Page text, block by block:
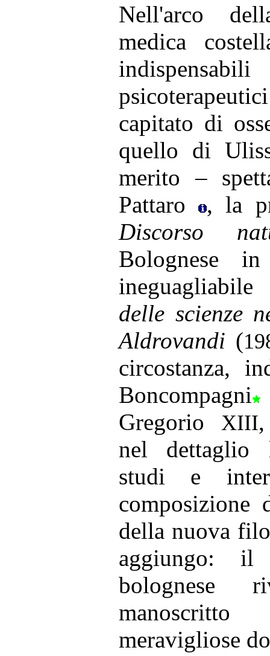
Nell'arco
medica
capitato di
quello di
merito –
Pattaro , la
Discorso
Bolognese
delle scienze
Aldrovandi (
circostanza,
Boncompagni
Gregorio XIII
nel dettaglio
studi e
della nuova
aggiungo:
bolognese
meravigliose